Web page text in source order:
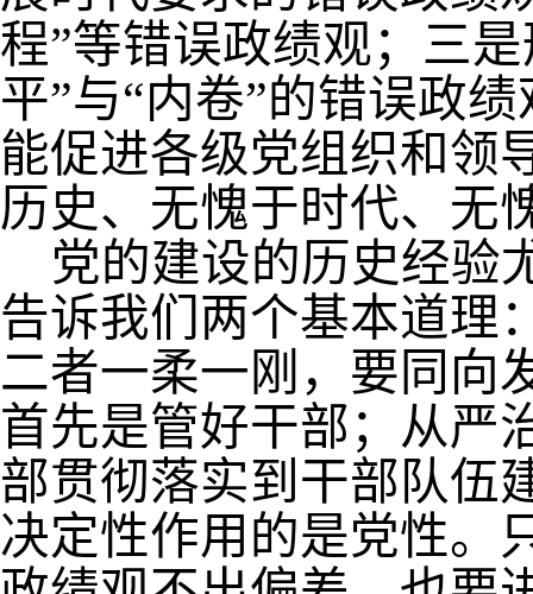
程”等错误政绩观；三
平”与“内卷”的错误政
能促进各级党组织和领
历史、无愧于时代、无
党的建设的历史经验
告诉我们两个基本道理
二者一柔一刚，要同向
首先是管好干部；从严
部贯彻落实到干部队伍
决定性作用的是党性。